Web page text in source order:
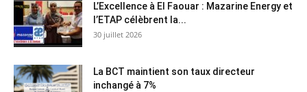
L’Excellence à El Faouar : Mazarine Energy et
l’ETAP célèbrent la...
30 juillet 2026
La BCT maintient son taux directeur
inchangé à 7%